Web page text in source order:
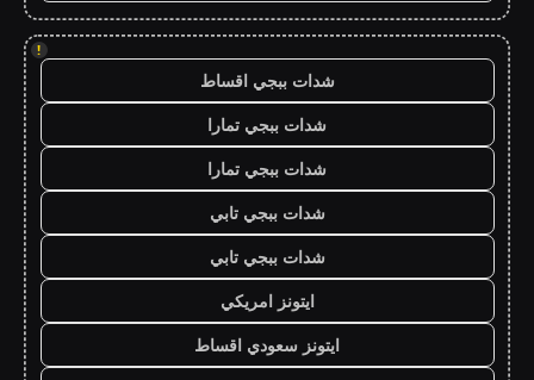
!
شدات ببجي اقساط
شدات ببجي تمارا
شدات ببجي تمارا
شدات ببجي تابي
شدات ببجي تابي
ايتونز امريكي
ايتونز سعودي اقساط